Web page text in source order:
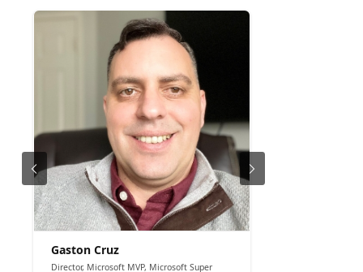
Gaston Cruz
Director, Microsoft MVP, Microsoft Super